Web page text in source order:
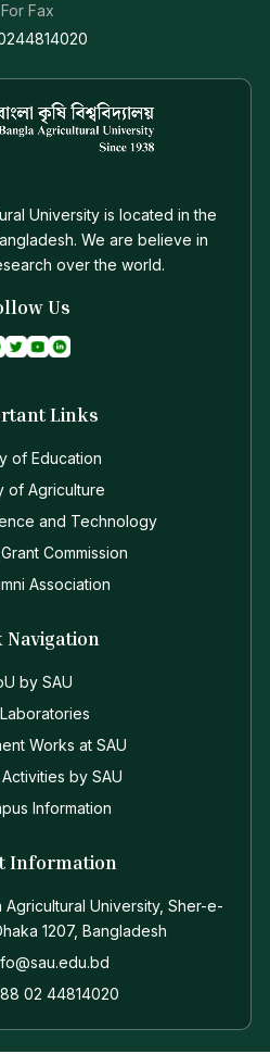
For Fax
University is located in the
We are believe in
over the world.
Us
Links
of Education
of Agriculture
and Technology
Commission
Association
Navigation
by SAU
Works at SAU
by SAU
Information
Information
University, Sher-e-
1207, Bangladesh
02 44814020